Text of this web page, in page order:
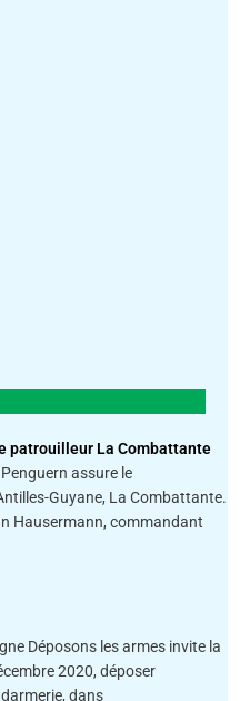
patrouilleur La Combattante
assure le
Guyane, La Combattante.
Hausermann, commandant
Déposons les armes invite la
2020, déposer
dans